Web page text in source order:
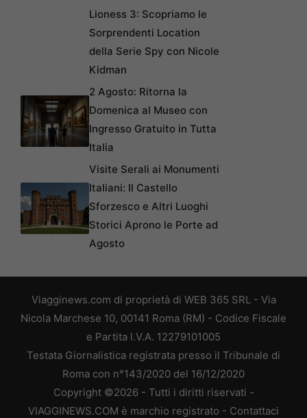
Lioness 3: Scopriamo le
Sorprendenti Location
della Serie Spy con Nicole
Kidman
2 Agosto: Ritorna la
Domenica al Museo con
Ingresso Gratuito in Tutta
Italia
Visite Serali ai Monumenti
Italiani: Il Castello
Sforzesco e Altri Luoghi
Storici Aprono le Porte ad
Agosto
Viagginews.com di proprietà di WEB 365 SRL - Via
Nicola Marchese 10, 00141 Roma (RM) - Codice Fiscale
e Partita I.V.A. 12279101005
Testata Giornalistica registrata presso il Tribunale di
Roma con n°143/2020 del 16/12/2020
Copyright ©2026 - Tutti i diritti riservati -
VIAGGINEWS.COM è marchio registrato - Contattaci